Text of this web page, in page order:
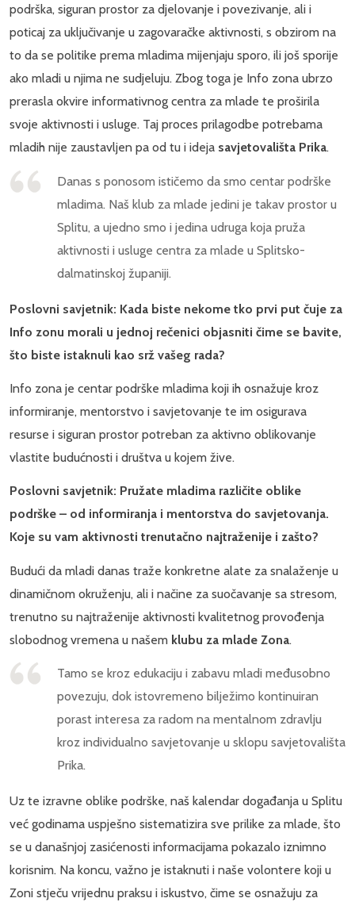
podrška, siguran prostor za djelovanje i povezivanje, ali i
poticaj za uključivanje u zagovaračke aktivnosti, s obzirom na
to da se politike prema mladima mijenjaju sporo, ili još sporije
ako mladi u njima ne sudjeluju. Zbog toga je Info zona ubrzo
prerasla okvire informativnog centra za mlade te proširila
svoje aktivnosti i usluge. Taj proces prilagodbe potrebama
mladih nije zaustavljen pa od tu i ideja savjetovališta Prika.
Danas s ponosom ističemo da smo centar podrške
mladima. Naš klub za mlade jedini je takav prostor u
Splitu, a ujedno smo i jedina udruga koja pruža
aktivnosti i usluge centra za mlade u Splitsko-
dalmatinskoj županiji.
Poslovni savjetnik: Kada biste nekome tko prvi put čuje za
Info zonu morali u jednoj rečenici objasniti čime se bavite,
što biste istaknuli kao srž vašeg rada?
Info zona je centar podrške mladima koji ih osnažuje kroz
informiranje, mentorstvo i savjetovanje te im osigurava
resurse i siguran prostor potreban za aktivno oblikovanje
vlastite budućnosti i društva u kojem žive.
Poslovni savjetnik: Pružate mladima različite oblike
podrške – od informiranja i mentorstva do savjetovanja.
Koje su vam aktivnosti trenutačno najtraženije i zašto?
Budući da mladi danas traže konkretne alate za snalaženje u
dinamičnom okruženju, ali i načine za suočavanje sa stresom,
trenutno su najtraženije aktivnosti kvalitetnog provođenja
slobodnog vremena u našem klubu za mlade Zona.
Tamo se kroz edukaciju i zabavu mladi međusobno
povezuju, dok istovremeno bilježimo kontinuiran
porast interesa za radom na mentalnom zdravlju
kroz individualno savjetovanje u sklopu savjetovališta
Prika.
Uz te izravne oblike podrške, naš kalendar događanja u Splitu
već godinama uspješno sistematizira sve prilike za mlade, što
se u današnjoj zasićenosti informacijama pokazalo iznimno
korisnim. Na koncu, važno je istaknuti i naše volontere koji u
Zoni stječu vrijednu praksu i iskustvo, čime se osnažuju za